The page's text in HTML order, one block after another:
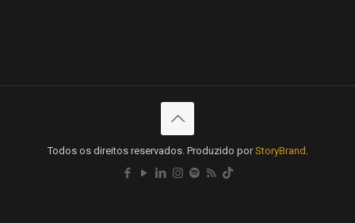
Todos os direitos reservados. Produzido porStoryBrand .